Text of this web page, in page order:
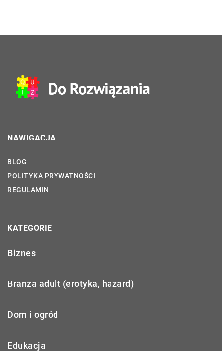
NAWIGACJA
BLOG
POLITYKA PRYWATNOŚCI
REGULAMIN
KATEGORIE
Biznes
Branża adult (erotyka, hazard)
Dom i ogród
Edukacja